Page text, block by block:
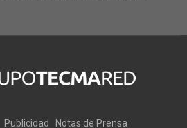
Publicidad Notas de Prensa